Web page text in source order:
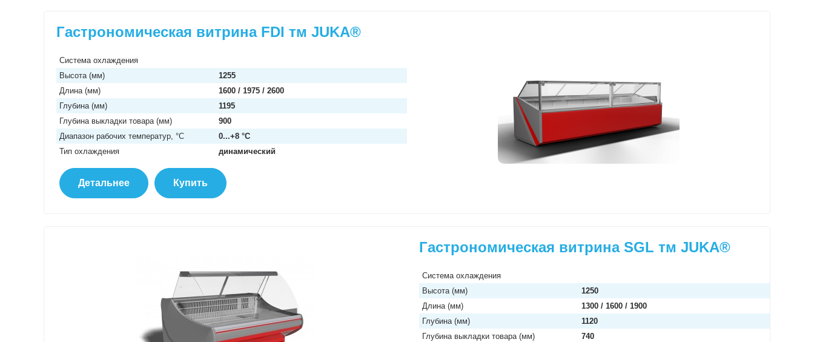
Гастрономическая витрина FDI тм JUKA®
Система охлаждения
Высота (мм)
1255
Длина (мм)
1600 / 1975 / 2600
Глубина (мм)
1195
Глубина выкладки товара (мм)
900
Диапазон рабочих температур, °C
0...+8 °C
Тип охлаждения
динамический
Детальнее Купить
Гастрономическая витрина SGL тм JUKA®
Система охлаждения
Высота (мм)
1250
Длина (мм)
1300 / 1600 / 1900
Глубина (мм)
1120
Глубина выкладки товара (мм)
740